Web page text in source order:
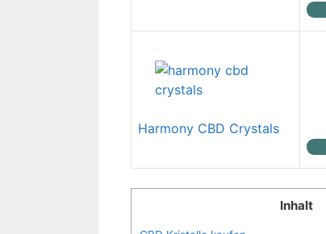
Harmony CBD Crystals
Inhalt